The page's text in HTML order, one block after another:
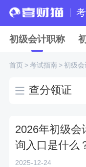
初级会计职称
首页>考试指南>初级
查分领证
2026年初级会
询入口是什么
2025-12-24